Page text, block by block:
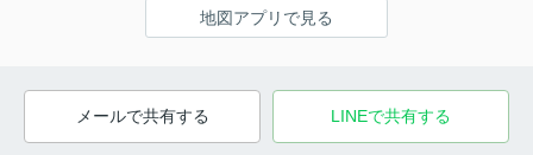
地図アプリで見る
メールで共有する LINEで共有する